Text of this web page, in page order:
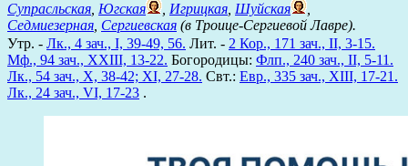
Супрасльская, Югская , Игрицкая, Шуйская
,
Седмиезерная, Сергиевская (в Троице-Сергиевой Лавре).
Утр. - Лк., 4 зач., I, 39-49, 56. Лит. - 2 Кор., 171 зач., II, 3-15.
Мф., 94 зач., XXIII, 13-22. Богородицы: Флп., 240 зач., II, 5-11.
Лк., 54 зач., X, 38-42; XI, 27-28. Свт.: Евр., 335 зач., XIII, 17-21.
Лк., 24 зач., VI, 17-23 .